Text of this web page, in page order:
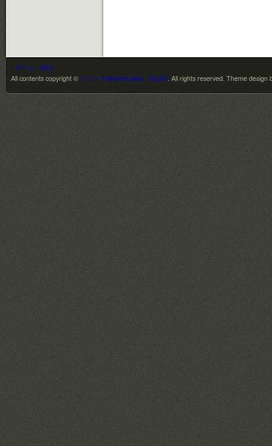
- ホーム - 紹介
All contents copyright © リゾッチ@bedmakes BLOG. All rights reserved. Theme design